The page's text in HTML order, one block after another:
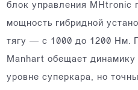
блок управления MHtronic
мощность гибридной
тягу — с 1000 до 1200 Нм.
Manhart обещает динамику
уровне суперкара, но